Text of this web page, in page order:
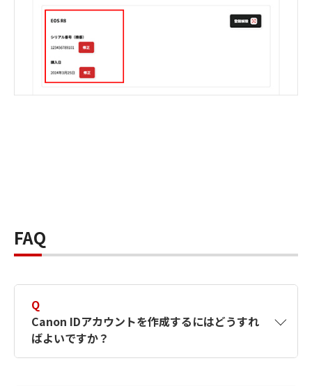
FAQ
Q
Canon IDアカウントを作成するにはどうすれ
ばよいですか？